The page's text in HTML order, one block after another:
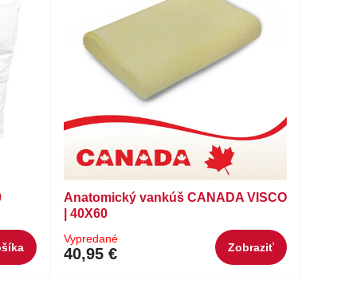
Anatomický vankúš CANADA VISCO
| 40X60
Vypredané
40,95 € Zobraziť